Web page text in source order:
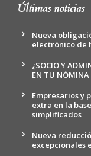
Últimas noticias
Nueva
electrónico de
¿SOCIO Y
EN TU NÓMINA
Empresarios y
extra en la
simplificados
Nueva
excepcionales